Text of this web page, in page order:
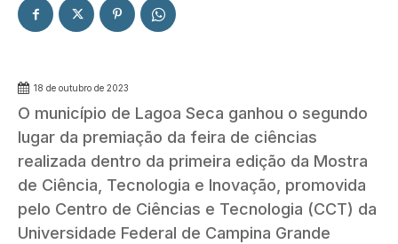
18 de outubro de 2023
O município de Lagoa Seca ganhou o segundo
lugar da premiação da feira de ciências
realizada dentro da primeira edição da Mostra
de Ciência, Tecnologia e Inovação, promovida
pelo Centro de Ciências e Tecnologia (CCT) da
Universidade Federal de Campina Grande